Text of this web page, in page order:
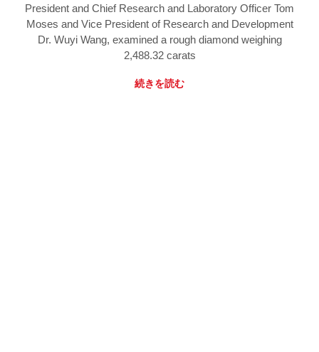
President and Chief Research and Laboratory Officer Tom
Moses and Vice President of Research and Development
Dr. Wuyi Wang, examined a rough diamond weighing
2,488.32 carats
続きを読む